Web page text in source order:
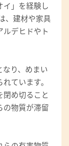
イ」を経験し
、建材や家具
ルデヒドやト
なり、めまい
ています。
閉め切ること
の物質が滞留